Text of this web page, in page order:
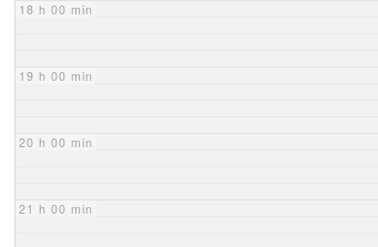
18 h 00 min
19 h 00 min
20 h 00 min
21 h 00 min